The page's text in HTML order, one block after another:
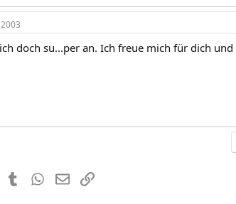
doch su...per an. Ich freue mich für dich
PinterestTumblrWhatsApp
E-MailLink